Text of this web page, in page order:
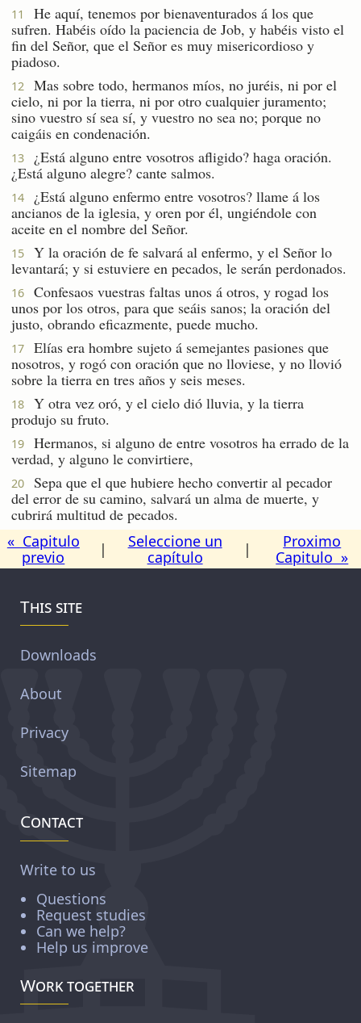
11
He aquí, tenemos por bienaventurados á los que
sufren. Habéis oído la paciencia de Job, y habéis visto el
fin del Señor, que el Señor es muy misericordioso y
piadoso.
12
Mas sobre todo, hermanos míos, no juréis, ni por el
cielo, ni por la tierra, ni por otro cualquier juramento;
sino vuestro sí sea sí, y vuestro no sea no; porque no
caigáis en condenación.
13
¿Está alguno entre vosotros afligido? haga oración.
¿Está alguno alegre? cante salmos.
14
¿Está alguno enfermo entre vosotros? llame á los
ancianos de la iglesia, y oren por él, ungiéndole con
aceite en el nombre del Señor.
15
Y la oración de fe salvará al enfermo, y el Señor lo
levantará; y si estuviere en pecados, le serán perdonados.
16
Confesaos vuestras faltas unos á otros, y rogad los
unos por los otros, para que seáis sanos; la oración del
justo, obrando eficazmente, puede mucho.
17
Elías era hombre sujeto á semejantes pasiones que
nosotros, y rogó con oración que no lloviese, y no llovió
sobre la tierra en tres años y seis meses.
18
Y otra vez oró, y el cielo dió lluvia, y la tierra
produjo su fruto.
19
Hermanos, si alguno de entre vosotros ha errado de la
verdad, y alguno le convirtiere,
20
Sepa que el que hubiere hecho convertir al pecador
del error de su camino, salvará un alma de muerte, y
cubrirá multitud de pecados.
« Capitulo
previo
|
Seleccione un
capítulo
|
Proximo
Capitulo »
This site
Downloads
About
Privacy
Sitemap
Contact
Write to us
Questions
Request studies
Can we help?
Help us improve
Work together